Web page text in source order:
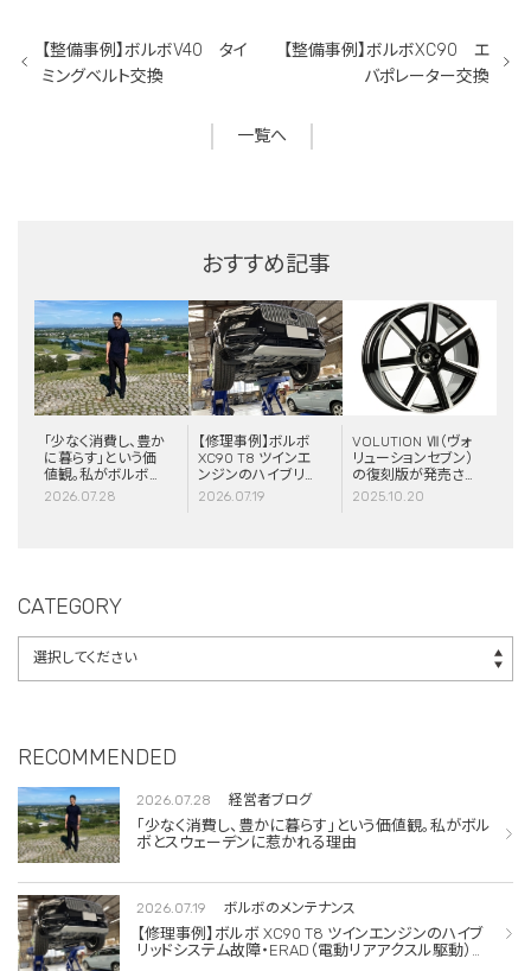
【整備事例】ボルボV40 タイ
ミングベルト交換
一覧へ
【整備事例】ボルボXC90 エ
バポレーター交換
おすすめ記事
「少なく消費し、豊か
に暮らす」という価
値観。私がボルボと
スウェーデンに惹か
2026.07.28
【修理事例】ボルボ
XC90 T8 ツインエ
ンジンのハイブリッ
ドシステム故障・
2026.07.19
VOLUTION Ⅶ（ヴォ
リューションセブン）
の復刻版が発売さ
れました！
2025.10.20
CATEGORY
RECOMMENDED
2026.07.28 経営者ブログ
「少なく消費し、豊かに暮らす」という価値観。私がボル
ボとスウェーデンに惹かれる理由
2026.07.19 ボルボのメンテナンス
【修理事例】ボルボ XC90 T8 ツインエンジンのハイブ
リッドシステム故障・ERAD（電動リアアクスル駆動）交